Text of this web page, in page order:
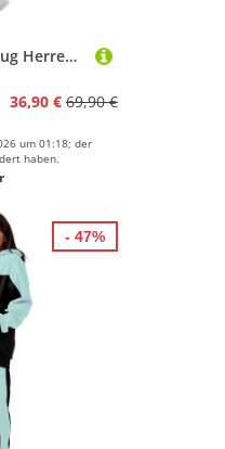
L.gonline Freizeitanzug Herren Jogginganzug Freizeitanzug Sportlich 3750 (Kapuzenjacke mit Reißverschluss, Hose, 2-tlg), mit Streifen
36,90 € 69,90 €
um 01:18; der
haben.
- 47%